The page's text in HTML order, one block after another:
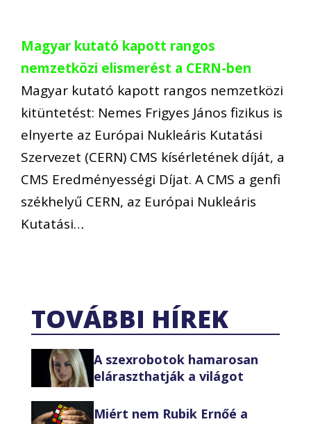
Magyar kutató kapott rangos
nemzetközi elismerést a CERN-ben
Magyar kutató kapott rangos nemzetközi
kitüntetést: Nemes Frigyes János fizikus is
elnyerte az Európai Nukleáris Kutatási
Szervezet (CERN) CMS kísérletének díját, a
CMS Eredményességi Díjat. A CMS a genfi
székhelyű CERN, az Európai Nukleáris
Kutatási…
TOVÁBBI HÍREK
A szexrobotok hamarosan
eláraszthatják a világot
Miért nem Rubik Ernőé a